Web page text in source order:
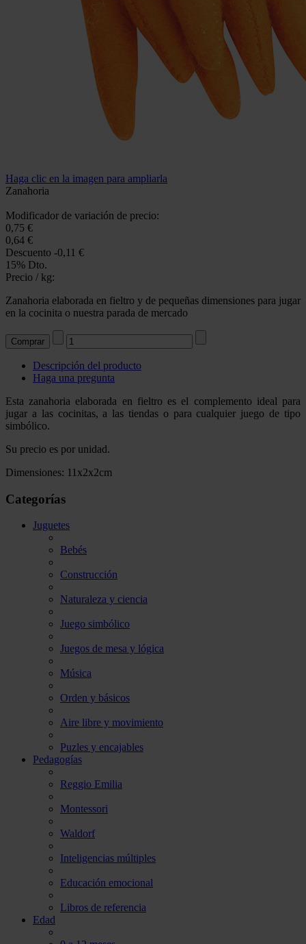
Haga clic en la imagen para ampliarla
Zanahoria
Modificador de variación de precio:
0,75 €
0,64 €
Descuento -0,11 €
15% Dto.
Precio / kg:
Zanahoria elaborada en fieltro y de pequeñas dimensiones para jugar
en la cocinita o nuestra parada de mercado
Descripción del producto
Haga una pregunta
Esta zanahoria elaborada en fieltro es el complemento ideal para
jugar a las cocinitas, a las tiendas o para cualquier juego de tipo
simbólico.
Su precio es por unidad.
Dimensiones: 11x2x2cm
Categorías
Juguetes
Bebés
Construcción
Naturaleza y ciencia
Juego simbólico
Juegos de mesa y lógica
Música
Orden y básicos
Aire libre y movimiento
Puzles y encajables
Pedagogías
Reggio Emilia
Montessori
Waldorf
Inteligencias múltiples
Educación emocional
Libros de referencia
Edad